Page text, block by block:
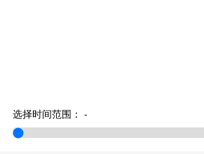
选择时间范围： -